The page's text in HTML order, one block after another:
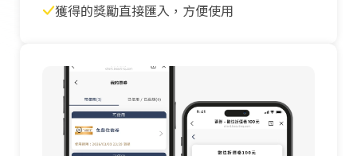
獲得的獎勵直接匯入，方便使用